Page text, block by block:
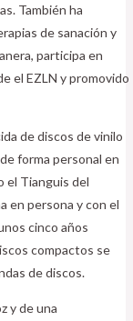
También ha
de sanación y
participa en
el EZLN y promovido
de discos de vinilo
forma personal en
el Tianguis del
en persona y con el
cinco años
compactos se
de discos.
y de una